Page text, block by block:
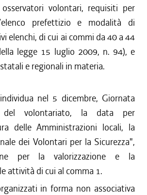
volontari, requisiti per
prefettizio e modalità di
elenchi, di cui ai commi da 40 a 44
legge 15 luglio 2009, n. 94), e
e regionali in materia.
nel 5 dicembre, Giornata
del volontariato, la data per
delle Amministrazioni locali, la
dei Volontari per la Sicurezza",
per la valorizzazione e la
attività di cui al comma 1.
in forma non associativa